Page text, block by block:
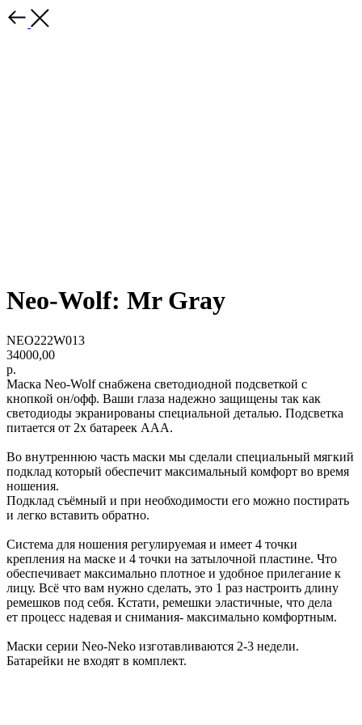
Neo-Wolf: Mr Gray
NEO222W013
34000,00
р.
Маска Neo-Wolf снабжена светодиодной подсветкой с
кнопкой он/офф. Ваши глаза надежно защищены так как
светодиоды экранированы специальной деталью. Подсветка
питается от 2х батареек ААА.
Во внутреннюю часть маски мы сделали специальный мягкий
подклад который обеспечит максимальный комфорт во время
ношения.
Подклад съёмный и при необходимости его можно постирать
и легко вставить обратно.
Система для ношения регулируемая и имеет 4 точки
крепления на маске и 4 точки на затылочной пластине. Что
обеспечивает максимально плотное и удобное прилегание к
лицу. Всё что вам нужно сделать, это 1 раз настроить длину
ремешков под себя. Кстати, ремешки эластичные, что дела
ет процесс надевая и снимания- максимально комфортным.
Маски серии Neo-Neko изготавливаются 2-3 недели.
Батарейки не входят в комплект.